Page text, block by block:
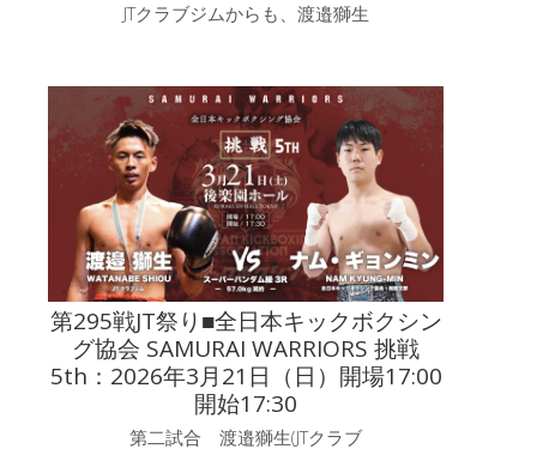
JTクラブジムからも、渡邉獅生
第295戦JT祭り■全日本キックボクシン
グ協会 SAMURAI WARRIORS 挑戦
5th：2026年3月21日（日）開場17:00
開始17:30
第二試合 渡邉獅生(JTクラブ